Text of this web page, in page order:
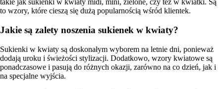
takie jak sukienki w kwiaty midi, mini, zielone, czy też w kwiatki. Są
to wzory, które cieszą się dużą popularnością wśród klientek.
Jakie są zalety noszenia sukienek w kwiaty?
Sukienki w kwiaty są doskonałym wyborem na letnie dni, ponieważ
dodają uroku i świeżości stylizacji. Dodatkowo, wzory kwiatowe są
ponadczasowe i pasują do różnych okazji, zarówno na co dzień, jak i
na specjalne wyjścia.